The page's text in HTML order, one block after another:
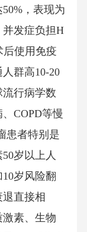
，表现为
发症负担H
使用免疫
群高10-20
流行病学数
COPD等慢
患者特别是
岁以上人
岁风险翻
直接相
素、生物